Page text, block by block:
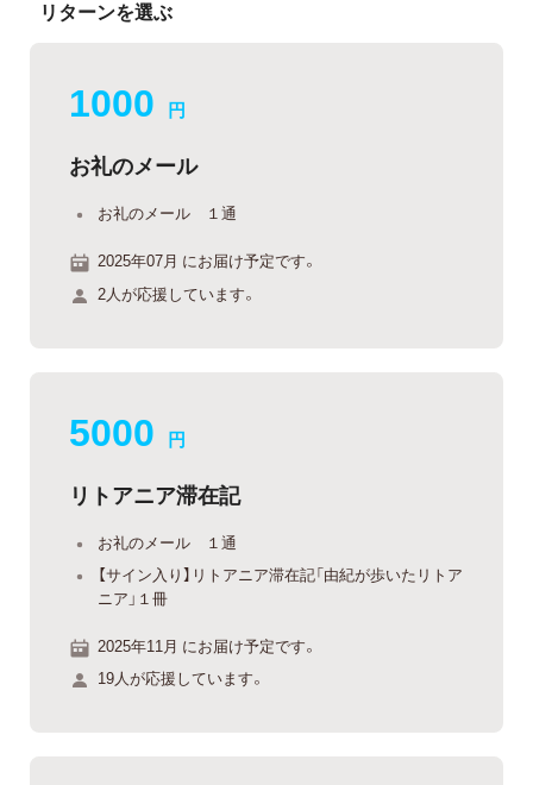
リターンを選ぶ
1000 円
お礼のメール
お礼のメール １通
2025年07月 にお届け予定です。
2人が応援しています。
5000 円
リトアニア滞在記
お礼のメール １通
【サイン入り】リトアニア滞在記「由紀が歩いたリトア
ニア」１冊
2025年11月 にお届け予定です。
19人が応援しています。